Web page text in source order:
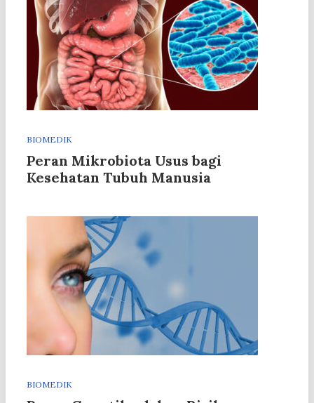
BIOMEDIK
Peran Mikrobiota Usus bagi
Kesehatan Tubuh Manusia
BIOMEDIK